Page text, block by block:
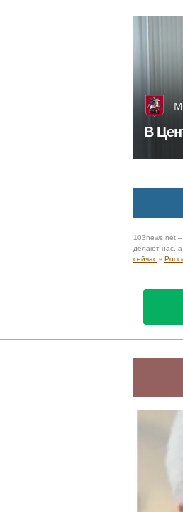
В
103news.net
делают нас,
сейчас в